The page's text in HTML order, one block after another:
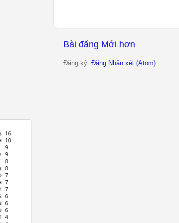
Bài đăng Mới hơn
Đăng ký: Đăng Nhận xét (Atom)